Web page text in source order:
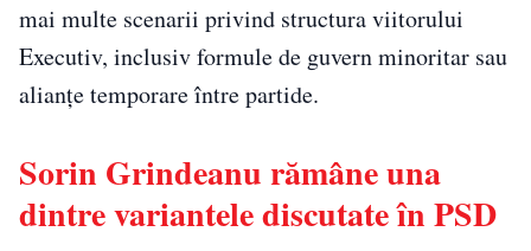
mai multe scenarii privind structura viitorului
Executiv, inclusiv formule de guvern minoritar sau
alianțe temporare între partide.
Sorin Grindeanu rămâne una
dintre variantele discutate în PSD